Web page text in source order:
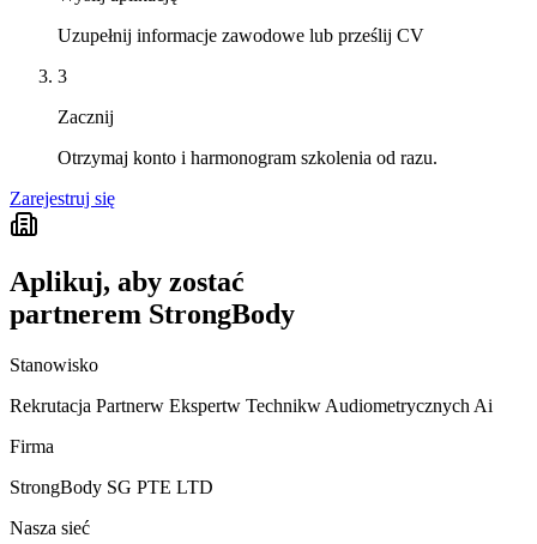
Uzupełnij informacje zawodowe lub prześlij CV
3
Zacznij
Otrzymaj konto i harmonogram szkolenia od razu.
Zarejestruj się
Aplikuj, aby zostać
partnerem StrongBody
Stanowisko
Rekrutacja Partnerw Ekspertw Technikw Audiometrycznych Ai
Firma
StrongBody SG PTE LTD
Nasza sieć